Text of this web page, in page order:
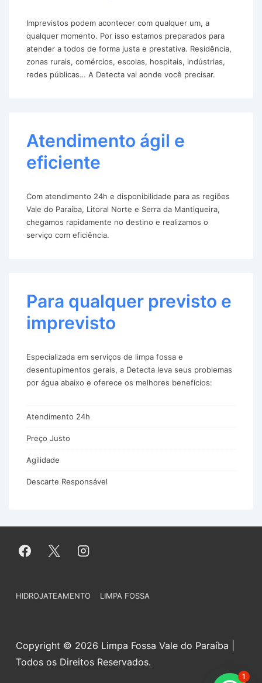
Imprevistos podem acontecer com qualquer um, a
qualquer momento. Por isso estamos preparados para
atender a todos de forma justa e prestativa. Residência,
zonas rurais, comércios, escolas, hospitais, indústrias,
redes públicas… A Detecta vai aonde você precisar.
Atendimento ágil e
eficiente
Com atendimento 24h e disponibilidade para as regiões
Vale do Paraíba, Litoral Norte e Serra da Mantiqueira,
chegamos rapidamente no destino e realizamos o
serviço com eficiência.
Para qualquer previsto e
imprevisto
Especializada em serviços de limpa fossa e
desentupimentos gerais, a Detecta leva seus problemas
por água abaixo e oferece os melhores benefícios:
Atendimento 24h
Preço Justo
Agilidade
Descarte Responsável
Menu
Rodapé
HIDROJATEAMENTO LIMPA FOSSA
Copyright © 2026 Limpa Fossa Vale do Paraíba |
Todos os Direitos Reservados.
1